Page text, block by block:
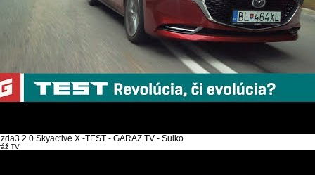
2.0 Skyactive X -TEST - GARAZ.TV - Sulko
TV